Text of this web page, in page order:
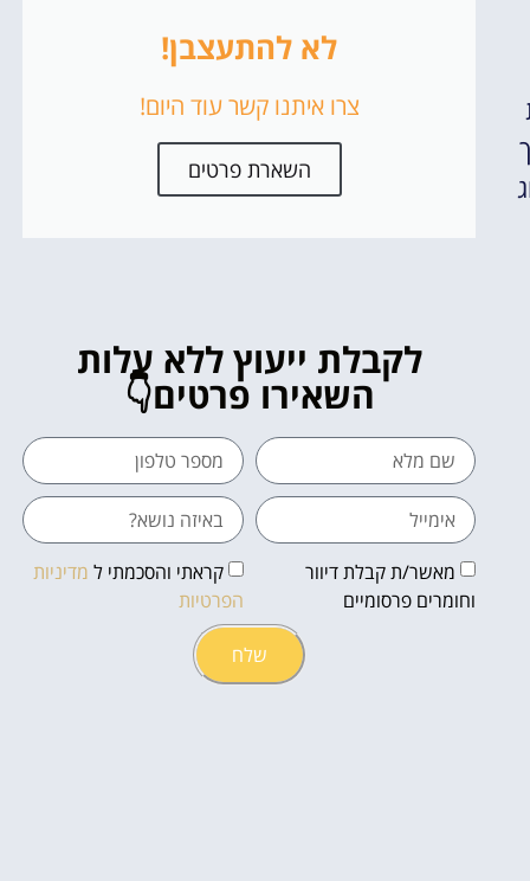
לא להתעצבן!
צרו איתנו קשר עוד היום!
השארת פרטים
לקבלת ייעוץ ללא עלות
השאירו פרטים👇
מאשר/ת קבלת דיוור
וחומרים פרסומיים
קראתי והסכמתי ל מדיניות
הפרטיות
שלח